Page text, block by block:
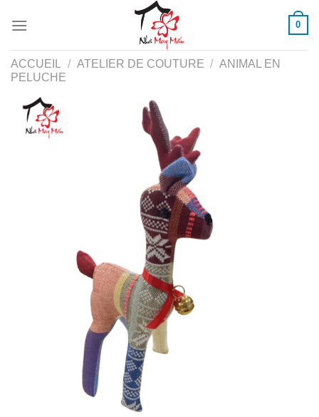
0
ACCUEIL / ATELIER DE COUTURE / ANIMAL EN
PELUCHE